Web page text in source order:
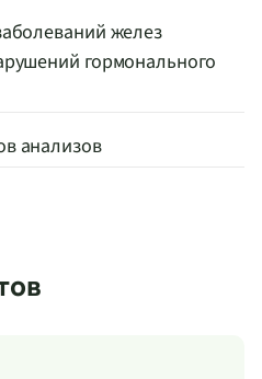
желез
гормонального
анализов